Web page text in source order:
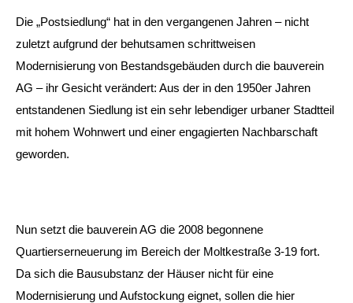
Die „Postsiedlung“ hat in den vergangenen Jahren – nicht
zuletzt aufgrund der behutsamen schrittweisen
Modernisierung von Bestandsgebäuden durch die bauverein
AG – ihr Gesicht verändert: Aus der in den 1950er Jahren
entstandenen Siedlung ist ein sehr lebendiger urbaner Stadtteil
mit hohem Wohnwert und einer engagierten Nachbarschaft
geworden.
Nun setzt die bauverein AG die 2008 begonnene
Quartierserneuerung im Bereich der Moltkestraße 3-19 fort.
Da sich die Bausubstanz der Häuser nicht für eine
Modernisierung und Aufstockung eignet, sollen die hier